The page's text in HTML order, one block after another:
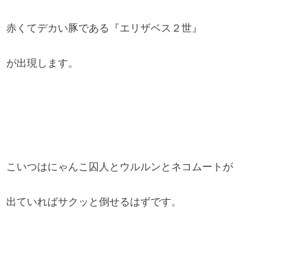
赤くてデカい豚である『エリザベス２世』
が出現します。
こいつはにゃんこ囚人とウルルンとネコムートが
出ていればサクッと倒せるはずです。